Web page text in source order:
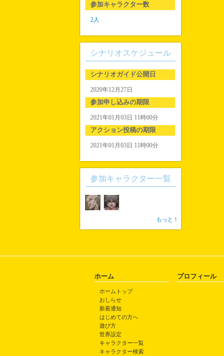
参加キャラクター数
2人
シナリオスケジュール
シナリオガイド公開日
2020年12月27日
参加申し込みの期限
2021年01月03日 11時00分
アクション投稿の期限
2021年01月03日 11時00分
参加キャラクター一覧
もっと！
ホーム
ホームトップ
おしらせ
新着通知
はじめての方へ
遊び方
世界設定
キャラクター一覧
キャラクター検索
プロフィール